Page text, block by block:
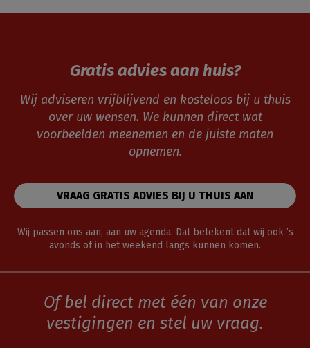
Gratis advies aan huis?
Wij adviseren vrijblijvend en kosteloos bij u thuis
over uw wensen. We kunnen direct wat
voorbeelden meenemen en de juiste maten
opnemen.
VRAAG GRATIS ADVIES BIJ U THUIS AAN
Wij passen ons aan, aan uw agenda. Dat betekent dat wij ook ’s
avonds of in het weekend langs kunnen komen.
Of bel direct met één van onze
vestigingen en stel uw vraag.